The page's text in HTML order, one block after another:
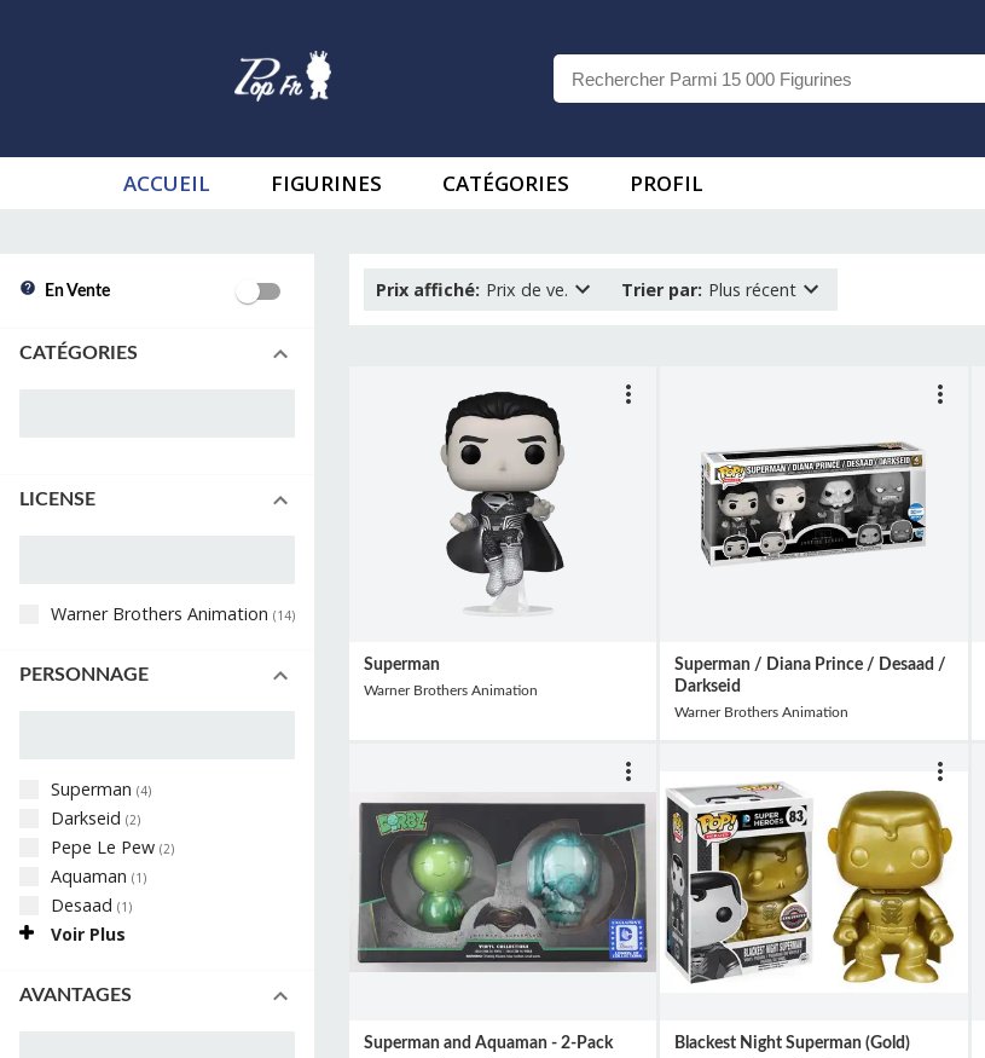
ACCUEIL FIGURINES CATÉGORIES PROFIL
En Vente
CATÉGORIES
LICENSE
Warner Brothers Animation (14)
PERSONNAGE
Superman (4)
Darkseid (2)
Pepe Le Pew (2)
Aquaman (1 )
Desaad (1 )
Voir Plus
AVANTAGES
Prix affiché: Prix de ve. Trier par: Plus récent
Superman
Warner Brothers Animation
Superman / Diana Prince / Desaad /
Darkseid
Warner Brothers Animation
Superman and Aquaman - 2-Pack Blackest Night Superman (Gold)